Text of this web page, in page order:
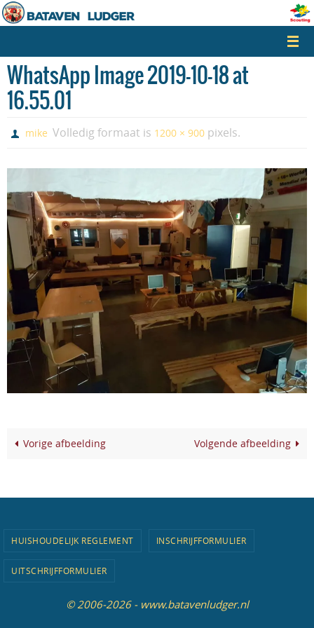
Naar
de
springen
WhatsApp Image 2019-10-18 at
16.55.01
mike Volledig formaat is 1200 × 900 pixels.
Vorige afbeelding Volgende afbeelding
HUISHOUDELIJK REGLEMENT INSCHRIJFFORMULIER
UITSCHRIJFFORMULIER
© 2006-2026 - www.batavenludger.nl